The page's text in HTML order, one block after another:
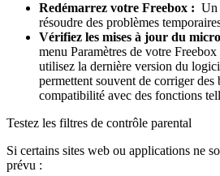
Redémarrez votre Freebox : Un
résoudre des problèmes
Vérifiez les mises à jour du
menu Paramètres de votre
utilisez la dernière version du
permettent souvent de corriger des
compatibilité avec des fonctions
Testez les filtres de contrôle parental
Si certains sites web ou applications ne
prévu :